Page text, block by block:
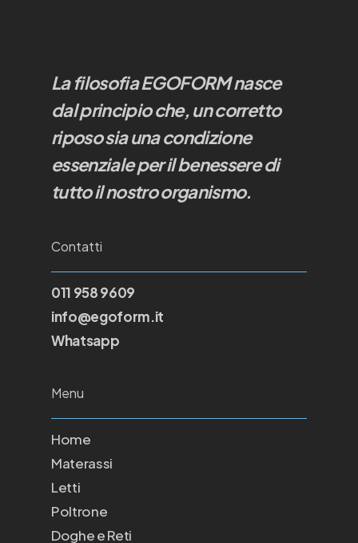
La filosofia EGOFORM nasce
dal principio che, un corretto
riposo sia una condizione
essenziale per il benessere di
tutto il nostro organismo.
Contatti
011 958 9609
info@egoform.it
Whatsapp
Menu
Home
Materassi
Letti
Poltrone
Doghe e Reti